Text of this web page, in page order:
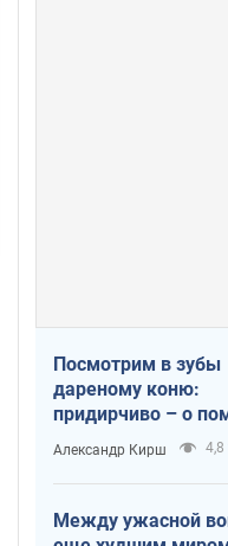
Посмотрим в зубы
дареному коню:
придирчиво – о
Украине
Александр Кирш 4,8
Между ужасной